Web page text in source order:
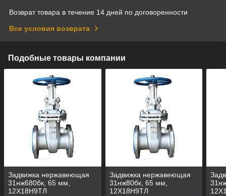
Возврат товара в течение 14 дней по договоренности
Все условия возврата
Подобные товары компании
Задвижка нержавеющая
31нж680бк, 65 мм,
12Х18Н9ТЛ
Задвижка нержавеющая
31нж80бк, 65 мм,
12Х18Н9ТЛ